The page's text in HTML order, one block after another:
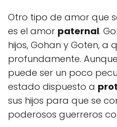
Otro tipo de amor que
es el amor paternal.
hijos, Gohan y Goten, a
profundamente.
puede ser un poco
estado dispuesto a
sus hijos para que se
poderosos guerreros